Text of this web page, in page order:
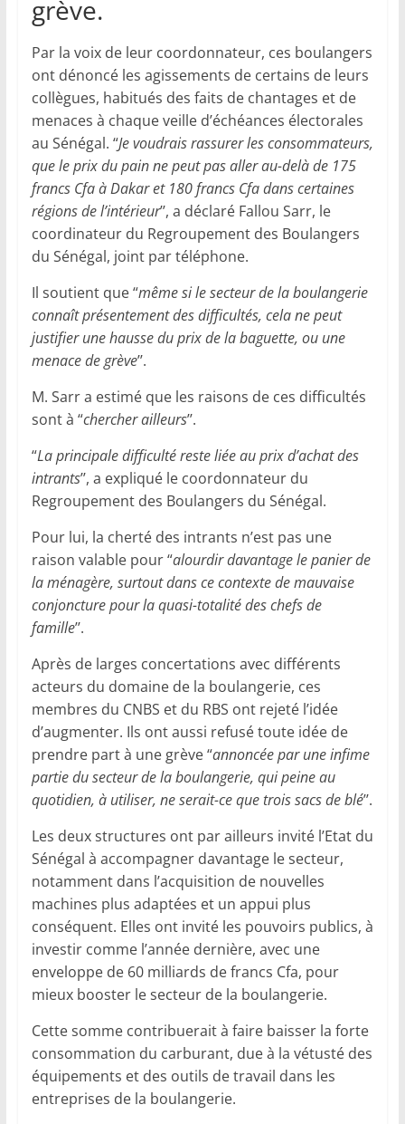
grève.
Par la voix de leur coordonnateur, ces boulangers
ont dénoncé les agissements de certains de leurs
collègues, habitués des faits de chantages et de
menaces à chaque veille d’échéances électorales
au Sénégal. “Je voudrais rassurer les consommateurs,
que le prix du pain ne peut pas aller au-delà de 175
francs Cfa à Dakar et 180 francs Cfa dans certaines
régions de l’intérieur’’, a déclaré Fallou Sarr, le
coordinateur du Regroupement des Boulangers
du Sénégal, joint par téléphone.
Il soutient que “même si le secteur de la boulangerie
connaît présentement des difficultés, cela ne peut
justifier une hausse du prix de la baguette, ou une
menace de grève’’.
M. Sarr a estimé que les raisons de ces difficultés
sont à “chercher ailleurs’’.
“La principale difficulté reste liée au prix d’achat des
intrants’’, a expliqué le coordonnateur du
Regroupement des Boulangers du Sénégal.
Pour lui, la cherté des intrants n’est pas une
raison valable pour “alourdir davantage le panier de
la ménagère, surtout dans ce contexte de mauvaise
conjoncture pour la quasi-totalité des chefs de
famille’’.
Après de larges concertations avec différents
acteurs du domaine de la boulangerie, ces
membres du CNBS et du RBS ont rejeté l’idée
d’augmenter. Ils ont aussi refusé toute idée de
prendre part à une grève “annoncée par une infime
partie du secteur de la boulangerie, qui peine au
quotidien, à utiliser, ne serait-ce que trois sacs de blé’’.
Les deux structures ont par ailleurs invité l’Etat du
Sénégal à accompagner davantage le secteur,
notamment dans l’acquisition de nouvelles
machines plus adaptées et un appui plus
conséquent. Elles ont invité les pouvoirs publics, à
investir comme l’année dernière, avec une
enveloppe de 60 milliards de francs Cfa, pour
mieux booster le secteur de la boulangerie.
Cette somme contribuerait à faire baisser la forte
consommation du carburant, due à la vétusté des
équipements et des outils de travail dans les
entreprises de la boulangerie.